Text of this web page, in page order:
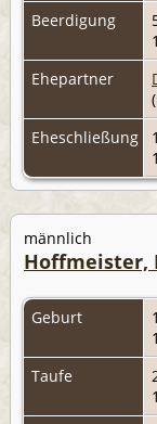
Beerdigung
Ehepartner
Eheschließung
männlich
Hoffmeister,
Geburt
Taufe